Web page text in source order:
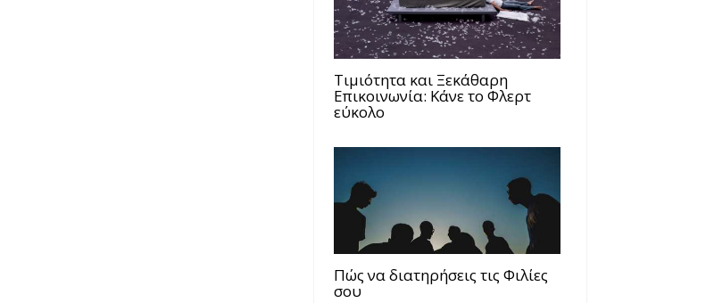
Τιμιότητα και Ξεκάθαρη
Επικοινωνία: Κάνε το Φλερτ
εύκολο
Πώς να διατηρήσεις τις Φιλίες
σου